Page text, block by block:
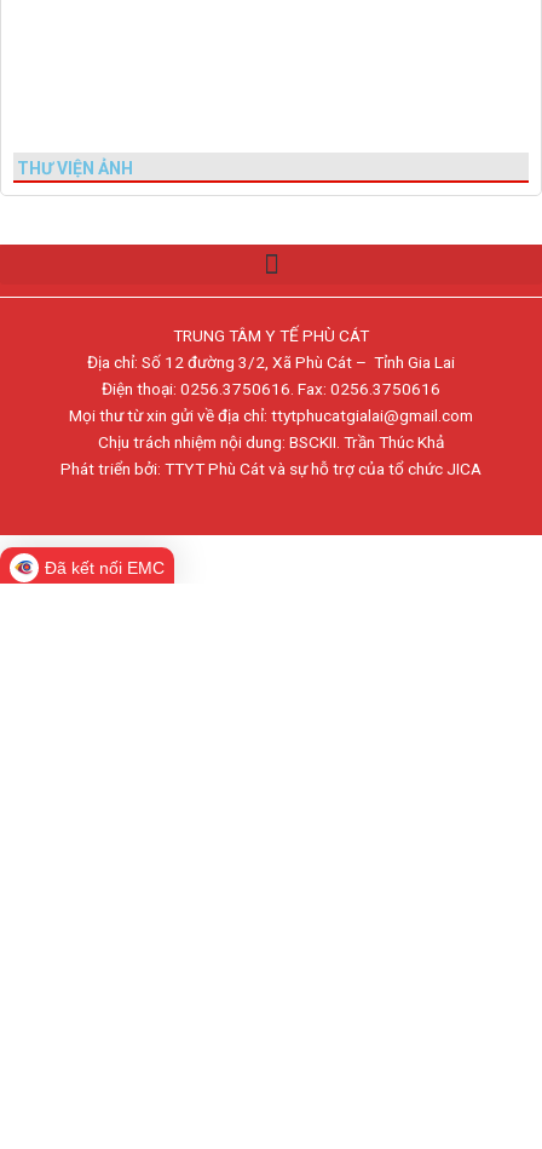
THƯ VIỆN ẢNH
TRUNG TÂM Y TẾ PHÙ CÁT
Địa chỉ: Số 12 đường 3/2, Xã Phù Cát – Tỉnh Gia Lai
Điện thoại: 0256.3750616. Fax: 0256.3750616
Mọi thư từ xin gửi về địa chỉ: ttytphucatgialai@gmail.com
Chịu trách nhiệm nội dung: BSCKII. Trần Thúc Khả
Phát triển bởi: TTYT Phù Cát và sự hỗ trợ của tổ chức JICA
Đã kết nối EMC